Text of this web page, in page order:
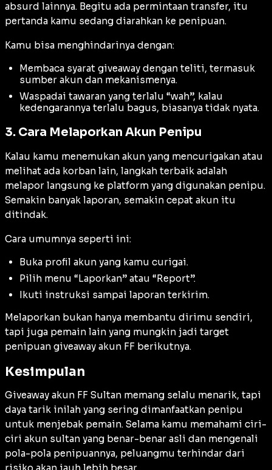
absurd lainnya. Begitu ada permintaan transfer, itu
pertanda kamu sedang diarahkan ke penipuan.
Kamu bisa menghindarinya dengan:
Membaca syarat giveaway dengan teliti, termasuk
sumber akun dan mekanismenya.
Waspadai tawaran yang terlalu “wah”, kalau
kedengarannya terlalu bagus, biasanya tidak nyata.
3. Cara Melaporkan Akun Penipu
Kalau kamu menemukan akun yang mencurigakan atau
melihat ada korban lain, langkah terbaik adalah
melapor langsung ke platform yang digunakan penipu.
Semakin banyak laporan, semakin cepat akun itu
ditindak.
Cara umumnya seperti ini:
Buka profil akun yang kamu curigai.
Pilih menu “Laporkan” atau “Report”.
Ikuti instruksi sampai laporan terkirim.
Melaporkan bukan hanya membantu dirimu sendiri,
tapi juga pemain lain yang mungkin jadi target
penipuan giveaway akun FF berikutnya.
Kesimpulan
Giveaway akun FF Sultan memang selalu menarik, tapi
daya tarik inilah yang sering dimanfaatkan penipu
untuk menjebak pemain. Selama kamu memahami ciri-
ciri akun sultan yang benar-benar asli dan mengenali
pola-pola penipuannya, peluangmu terhindar dari